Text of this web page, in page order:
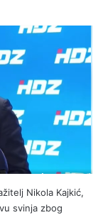
Nikola Kajkić,
svinja zbog